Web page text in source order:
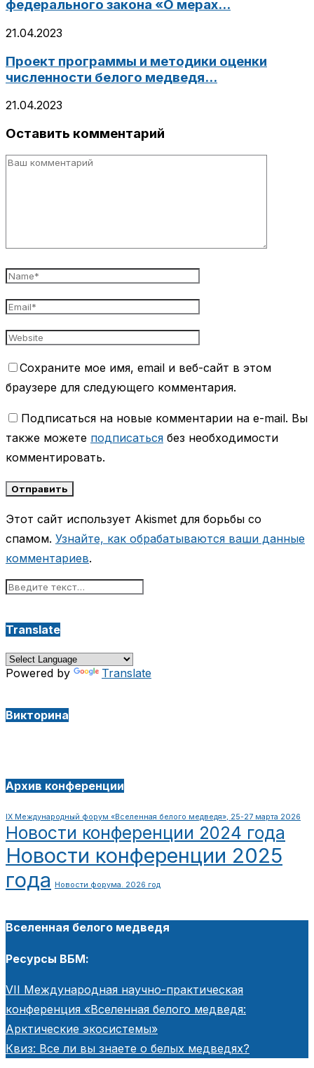
федерального закона «О мерах...
21.04.2023
Проект программы и методики оценки
численности белого медведя...
21.04.2023
Оставить комментарий
Сохраните мое имя, email и веб-сайт в этом
браузере для следующего комментария.
Подписаться на новые комментарии на e-mail. Вы
также можете подписаться без необходимости
комментировать.
Этот сайт использует Akismet для борьбы со
спамом. Узнайте, как обрабатываются ваши данные
комментариев.
Translate
Powered by Translate
Викторина
Архив конференции
IX Международный форум «Вселенная белого медведя», 25-27 марта 2026
Новости конференции 2024 года
Новости конференции 2025
года
Новости форума. 2026 год
Вселенная белого медведя
Ресурсы ВБМ:
VII Международная научно-практическая
конференция «Вселенная белого медведя:
Арктические экосистемы»
Квиз: Все ли вы знаете о белых медведях?